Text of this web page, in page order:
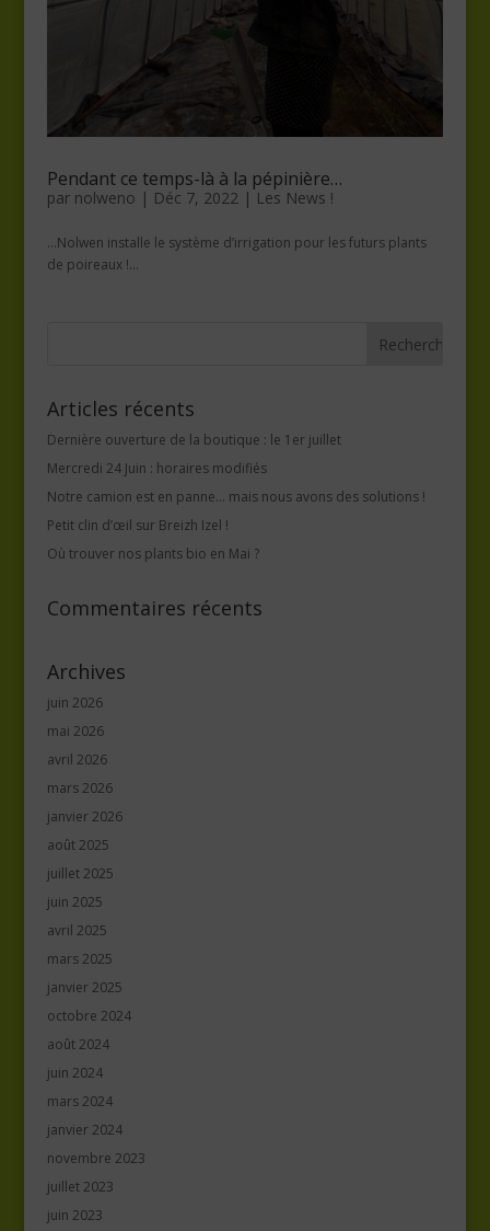
Pendant ce temps-là à la pépinière…
par nolweno | Déc 7, 2022| Les News !
…Nolwen installe le système d’irrigation pour les futurs plants
de poireaux !...
Articles récents
Dernière ouverture de la boutique : le 1er juillet
Mercredi 24 Juin : horaires modifiés
Notre camion est en panne… mais nous avons des solutions !
Petit clin d’œil sur Breizh Izel !
Où trouver nos plants bio en Mai ?
Commentaires récents
Archives
juin 2026
mai 2026
avril 2026
mars 2026
janvier 2026
août 2025
juillet 2025
juin 2025
avril 2025
mars 2025
janvier 2025
octobre 2024
août 2024
juin 2024
mars 2024
janvier 2024
novembre 2023
juillet 2023
juin 2023